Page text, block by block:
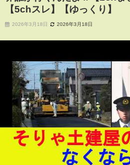
【5chスレ】【ゆっくり】
2026年3月18日 2026年3月18日